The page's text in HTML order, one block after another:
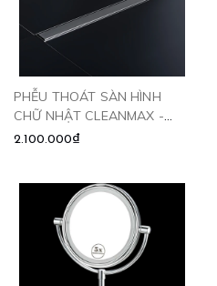
PHỄU THOÁT SÀN HÌNH
CHỮ NHẬT CLEANMAX -
6010
2.100.000₫